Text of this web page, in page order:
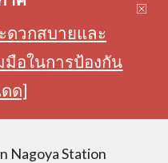
ดวกสบายและ
อในการป้องกัน
ด]
Nagoya Station